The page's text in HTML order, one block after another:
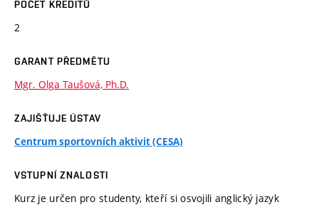
POČET KREDITŮ
2
GARANT PŘEDMĚTU
Mgr. Olga Taušová, Ph.D.
ZAJIŠŤUJE ÚSTAV
Centrum sportovních aktivit (CESA)
VSTUPNÍ ZNALOSTI
Kurz je určen pro studenty, kteří si osvojili anglický jazyk